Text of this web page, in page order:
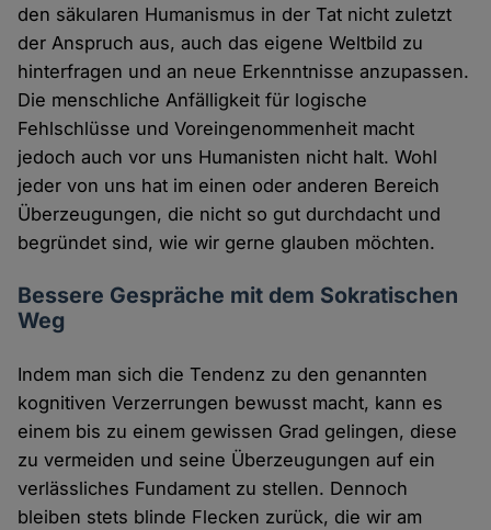
den säkularen Humanismus in der Tat nicht zuletzt
der Anspruch aus, auch das eigene Weltbild zu
hinterfragen und an neue Erkenntnisse anzupassen.
Die menschliche Anfälligkeit für logische
Fehlschlüsse und Voreingenommenheit macht
jedoch auch vor uns Humanisten nicht halt. Wohl
jeder von uns hat im einen oder anderen Bereich
Überzeugungen, die nicht so gut durchdacht und
begründet sind, wie wir gerne glauben möchten.
Bessere Gespräche mit dem Sokratischen
Weg
Indem man sich die Tendenz zu den genannten
kognitiven Verzerrungen bewusst macht, kann es
einem bis zu einem gewissen Grad gelingen, diese
zu vermeiden und seine Überzeugungen auf ein
verlässliches Fundament zu stellen. Dennoch
bleiben stets blinde Flecken zurück, die wir am